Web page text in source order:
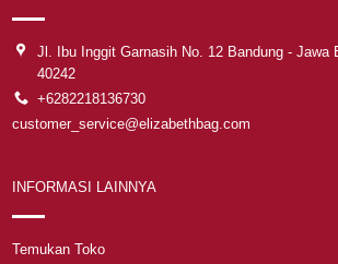
Jl. Ibu Inggit Garnasih No. 12 Bandung - Jawa
40242
+6282218136730
customer_service@elizabethbag.com
INFORMASI LAINNYA
Temukan Toko